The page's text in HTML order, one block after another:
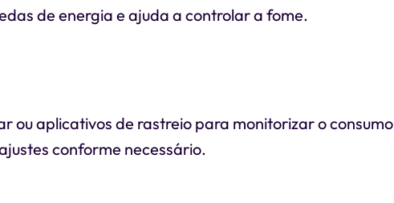
de energia e ajuda a controlar a fome.
ou aplicativos de rastreio para monitorizar o consumo
conforme necessário.